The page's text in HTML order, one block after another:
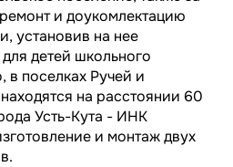
и доукомлектацию
установив на нее
детей школьного
в поселках Ручей и
на расстоянии 60
Усть-Кута - ИНК
и монтаж двух